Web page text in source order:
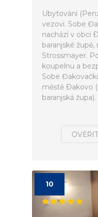
Ubytování
vezovi. Sobe
nachází v obci
baranjské
Strossmayer.
koupelnu a
Sobe
městě Ðakovo
baranjská župa).
10